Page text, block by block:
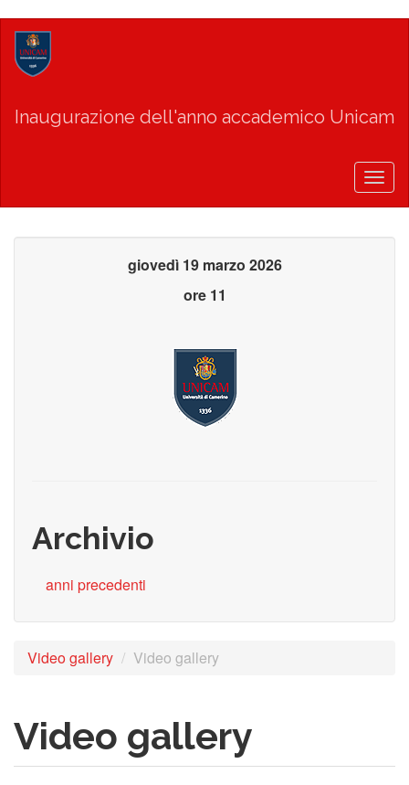
Salta
contenuto
Inaugurazione dell'anno accademico Unicam
giovedì 19 marzo 2026
ore 11
Archivio
anni precedenti
Video gallery Video gallery
Video gallery